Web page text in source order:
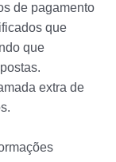
de pagamento
que
que
extra de